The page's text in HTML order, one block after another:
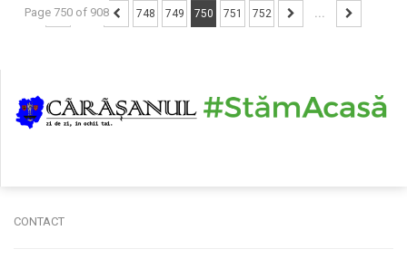
Page 750 of 908
... 748 749 750 751 752 ...
CONTACT